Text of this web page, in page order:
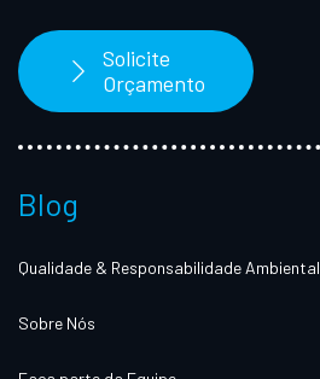
Solicite
Orçamento
Blog
Qualidade & Responsabilidade Ambiental
Sobre Nós